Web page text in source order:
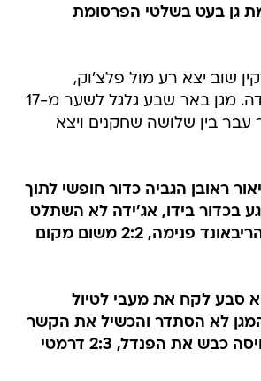
גן בעט בשלטי הפרסומת
ארקין שוב יצא רע מול פלצ'וק,
שהעביר לדוידזאדה. מגן באר שבע גלגל לשער מ-17
עבר בין שלושה שחקנים ויצא
ליאור ראובן הגביה כדור חופשי לתוך
בכדור בידו, אג'ידה לא השתלט
ואוננגה בעט את הריבאונד פנימה, 2:2 משום מקום
דיא סבע לקח את מעבי לטיול
לא הסתדר והכשיל את הקשר
ברחבה. תומר סוויסה כבש את הפנדל, 2:3 דרמטי